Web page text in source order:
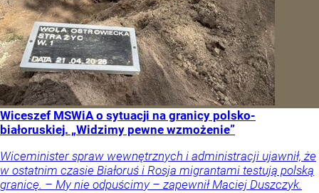
Wiceszef MSWiA o sytuacji na granicy polsko-
białoruskiej. „Widzimy pewne wzmożenie”
Wiceminister spraw wewnętrznych i administracji ujawnił, że
w ostatnim czasie Białoruś i Rosja migrantami testują polską
granicę. – My nie odpuścimy – zapewnił Maciej Duszczyk.